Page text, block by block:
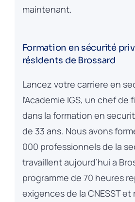
maintenant.
Formation en sécurité
résidents de Brossard
Lancez votre carriere en
l’Academie IGS, un chef de
dans la formation en
de 33 ans. Nous avons
000 professionnels de la
travaillent aujourd’hui a
programme de 70 heures
exigences de la CNESST